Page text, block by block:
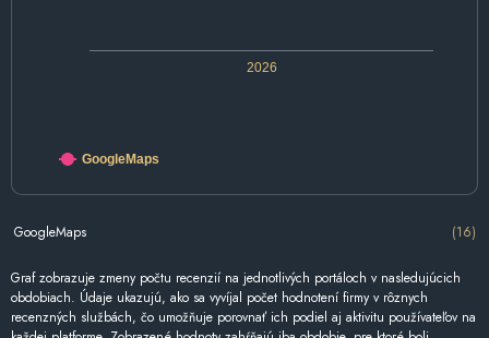
2026
GoogleMaps
GoogleMaps (16)
Graf zobrazuje zmeny počtu recenzií na jednotlivých portáloch v nasledujúcich
obdobiach. Údaje ukazujú, ako sa vyvíjal počet hodnotení firmy v rôznych
recenzných službách, čo umožňuje porovnať ich podiel aj aktivitu používateľov na